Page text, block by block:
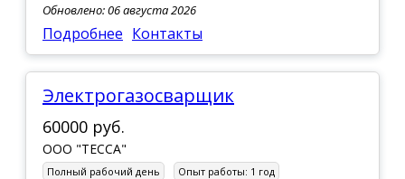
Обновлено: 06 августа 2026
Подробнее Контакты
Электрогазосварщик
60000 руб.
ООО "ТЕССА"
Полный рабочий день Опыт работы: 1 год